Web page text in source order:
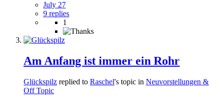
July 27
9 replies
1
Am Anfang ist immer ein Rohr
Glückspilz replied to Raschel's topic in Neuvorstellungen &
Off Topic